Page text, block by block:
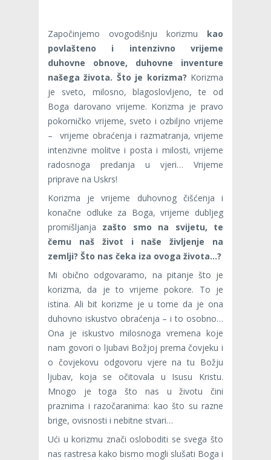
Započinjemo ovogodišnju korizmu kao
povlašteno i intenzivno vrijeme
duhovne obnove, duhovne inventure
našega života. Što je korizma? Korizma
je sveto, milosno, blagoslovljeno, te od
Boga daro­vano vrijeme. Korizma je pravo
pokorničko vrijeme, sveto i ozbiljno vrijeme
– vrijeme obraćenja i razmatranja, vrijeme
intenzivne molitve i posta i milosti, vrijeme
radosnoga predanja u vjeri… Vrijeme
priprave na Uskrs!
Korizma je vrijeme duhovnog čišćenja i
konačne odluke za Boga, vrijeme dubljeg
promišljanja za­što smo na svijetu, te
čemu naš život i naše življenje na
zemlji? Što nas čeka iza ovoga života…?
Mi obično odgovaramo, na pitanje što je
korizma, da je to vrijeme pokore. To je
istina. Ali bit korizme je u tome da je ona
duhovno iskustvo obraćenja – i to osobno…
Ona je iskustvo milosnoga vremena koje
nam govori o ljubavi Božjoj prema čovjeku i
o čovjekovu odgovoru vjere na tu Božju
ljubav, koja se očitovala u Isusu Kristu.
Mnogo je toga što nas u životu čini
praznima i razočaranima: kao što su razne
brige, ovisnosti i nebitne stvari…
Ući u korizmu znači osloboditi se svega što
nas rastresa kako bismo mogli slušati Boga i